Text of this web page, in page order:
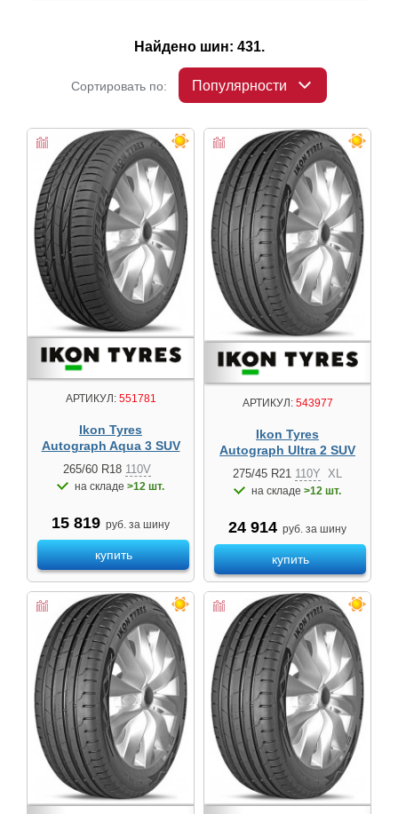
Найдено шин: 431.
Сортировать по: Популярности
АРТИКУЛ:551781
Ikon Tyres
Autograph Aqua 3 SUV
265/60 R18 110V
на складе >12 шт.
15 819 руб. за шину
купить
АРТИКУЛ:543977
Ikon Tyres
Autograph Ultra 2 SUV
275/45 R21 110Y XL
на складе >12 шт.
24 914 руб. за шину
купить